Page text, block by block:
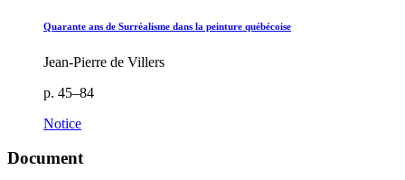
Quarante ans de Surréalisme dans la peinture québécoise
Jean-Pierre de Villers
p. 45–84
Notice
Document